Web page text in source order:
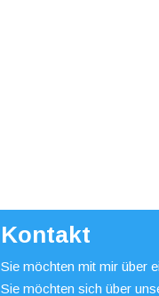
Kontakt
Sie möchten mit mir über
Sie möchten sich über